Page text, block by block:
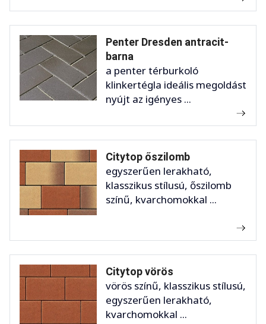
Penter Dresden antracit-
barna
a penter térburkoló
klinkertégla ideális megoldást
nyújt az igényes ...
Citytop őszilomb
egyszerűen lerakható,
klasszikus stílusú, őszilomb
színű, kvarchomokkal ...
Citytop vörös
vörös színű, klasszikus stílusú,
egyszerűen lerakható,
kvarchomokkal ...